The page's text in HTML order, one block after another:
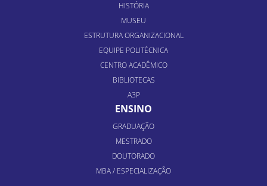
HISTÓRIA
MUSEU
ESTRUTURA ORGANIZACIONAL
EQUIPE POLITÉCNICA
CENTRO ACADÊMICO
BIBLIOTECAS
A3P
ENSINO
GRADUAÇÃO
MESTRADO
DOUTORADO
MBA / ESPECIALIZAÇÃO